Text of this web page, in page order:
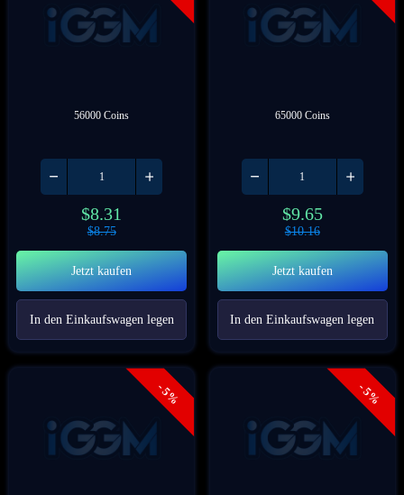
56000 Coins
$8.31
$8.75
Jetzt kaufen
In den Einkaufswagen legen
65000 Coins
$9.65
$10.16
Jetzt kaufen
In den Einkaufswagen legen
- 5% - 5%